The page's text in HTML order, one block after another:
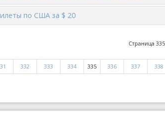
по США за $ 20
Страница
332 333 334 335 336 337 338